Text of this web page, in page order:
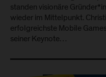
standen visionäre
wieder im Mittelpunkt.
erfolgreichste Mobile
seiner Keynote…